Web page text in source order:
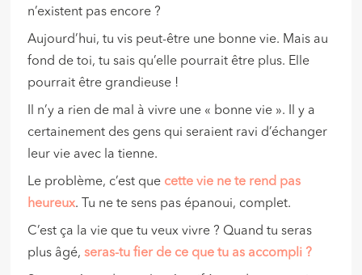
n’existent pas encore ?
Aujourd’hui, tu vis peut-être une bonne vie. Mais au
fond de toi, tu sais qu’elle pourrait être plus. Elle
pourrait être grandieuse !
Il n’y a rien de mal à vivre une « bonne vie ». Il y a
certainement des gens qui seraient ravi d’échanger
leur vie avec la tienne.
Le problème, c’est que cette vie ne te rend pas
heureux. Tu ne te sens pas épanoui, complet.
C’est ça la vie que tu veux vivre ? Quand tu seras
plus âgé,seras-tu fier de ce que tu as accompli ?